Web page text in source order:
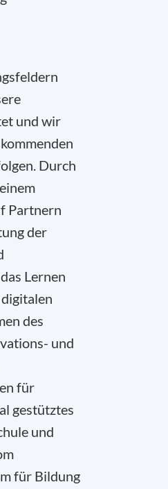
und wir
Durch
Partnern
der
Lernen
des
und
für
gestütztes
und
für Bildung